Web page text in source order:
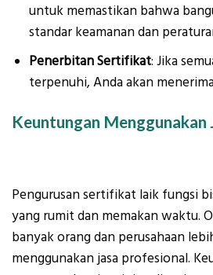
untuk memastikan bahwa
standar keamanan dan
Penerbitan Sertifikat: Jika
terpenuhi, Anda akan
Keuntungan Menggunakan
Pengurusan sertifikat laik fungsi
yang rumit dan memakan waktu.
banyak orang dan perusahaan
menggunakan jasa profesional.